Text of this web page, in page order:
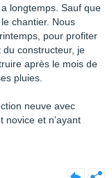
longtemps. Sauf que
chantier. Nous
pour profiter
constructeur, je
après le mois de
pluies.
neuve avec
novice et n’ayant